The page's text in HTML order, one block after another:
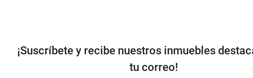
¡Suscríbete y recibe nuestros inmuebles
tu correo!